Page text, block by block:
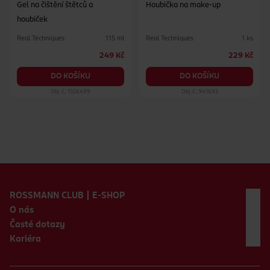
Gel na čištění štětců a
houbiček
Real Techniques 115 ml
249 Kč
DO KOŠÍKU
Obj. č.: 1326499
Houbička na make-up
Real Techniques 1 ks
229 Kč
DO KOŠÍKU
Obj. č.: 941693
ROSSMANN CLUB | E-SHOP
O nás
Časté dotazy
Kariéra